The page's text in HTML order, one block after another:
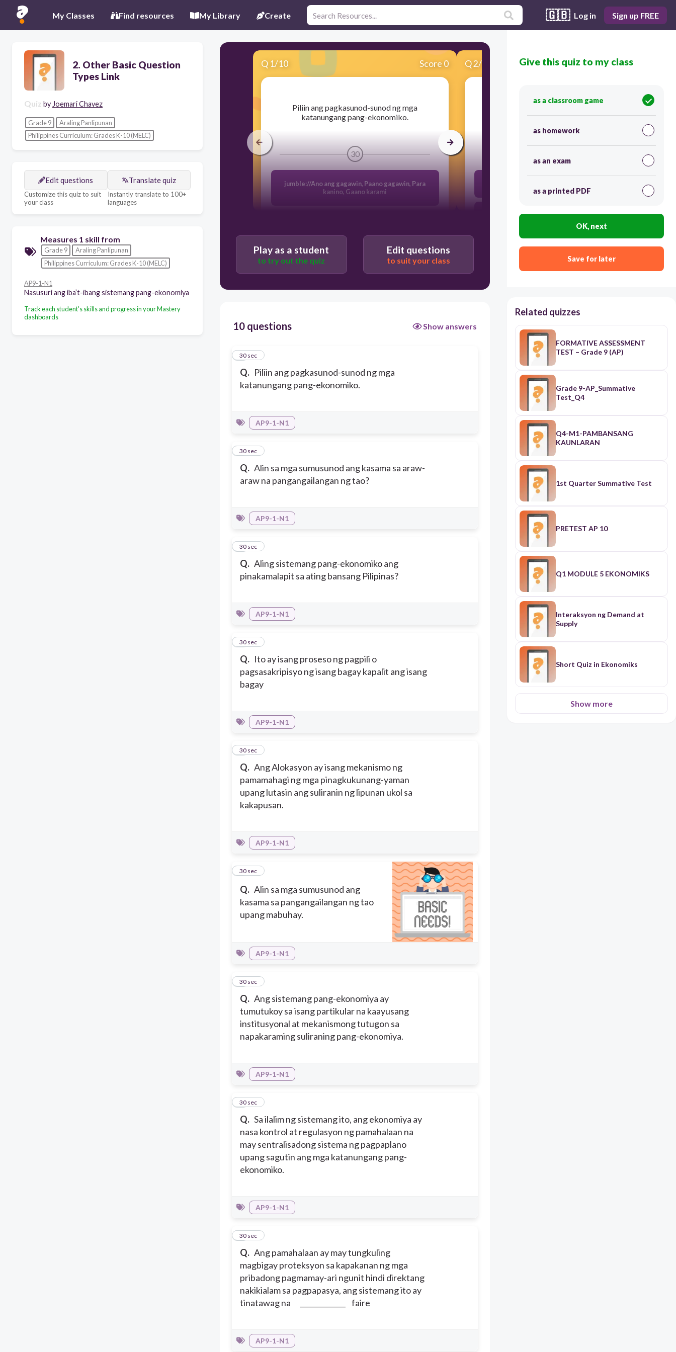
My Classes Find resources My Library Create 🇬🇧 Log in Sign up FREE
2. Other Basic Question
Types Link
Quiz by Joemari Chavez
Grade 9
Araling Panlipunan
Philippines Curriculum: Grades K-10 (MELC)
Edit questions
Customize this quiz to suit
your class
Translate quiz
Instantly translate to 100+
languages
Measures 1 skill from
Grade 9
Araling Panlipunan
Philippines Curriculum: Grades K-10 (MELC)
AP9-1-N1
Nasusuri ang iba’t-ibang sistemang pang-ekonomiya
Track each student's skills and progress in your Mastery
dashboards
Q 1/10 Score 0
​Piliin ang pagkasunod-sunod ng mga
katanungang pang-ekonomiko.
30
jumble://Ano ang gagawin, Paano gagawin, Para
kanino, Gaano karami
Q2/10 Score 0
araw na pangangailangan ng tao?
kotse
computer
Play as a student
to try out the quiz
Edit questions
to suit your class
10 questions Show answers
Q. Piliin ang pagkasunod-sunod ng mga
katanungang pang-ekonomiko.
1
30 sec
AP9-1-N1
Q. Alin sa mga sumusunod ang kasama sa araw-
araw na pangangailangan ng tao?
2
30 sec
AP9-1-N1
Q. Aling sistemang pang-ekonomiko ang
pinakamalapit sa ating bansang Pilipinas?
3
30 sec
AP9-1-N1
Q. Ito ay isang proseso ng pagpili o
pagsasakripisyo ng isang bagay kapalit ang isang
bagay
4
30 sec
AP9-1-N1
Q. Ang Alokasyon ay isang mekanismo ng
pamamahagi ng mga pinagkukunang-yaman
upang lutasin ang suliranin ng lipunan ukol sa
kakapusan.
5
30 sec
AP9-1-N1
Q. Alin sa mga sumusunod ang
kasama sa pangangailangan ng tao
upang mabuhay.
6
30 sec
AP9-1-N1
Q. Ang sistemang pang-ekonomiya ay
tumutukoy sa isang partikular na kaayusang
institusyonal at mekanismong tutugon sa
napakaraming suliraning pang-ekonomiya.
7
30 sec
AP9-1-N1
Q. Sa ilalim ng sistemang ito, ang ekonomiya ay
nasa kontrol at regulasyon ng pamahalaan na
may sentralisadong sistema ng pagpaplano
upang sagutin ang mga katanungang pang-
ekonomiko.
8
30 sec
AP9-1-N1
Q. Ang pamahalaan ay may tungkuling
magbigay proteksyon sa kapakanan ng mga
pribadong pagmamay-ari ngunit hindi direktang
nakikialam sa pagpapasya, ang sistemang ito ay
tinatawag na _____________ faire
9
30 sec
AP9-1-N1
Give this quiz to my class
as a classroom game
as homework
as an exam
as a printed PDF
OK, next
Save for later
Related quizzes
FORMATIVE ASSESSMENT
TEST – Grade 9 (AP)
Grade 9-AP_Summative
Test_Q4
Q4-M1-PAMBANSANG
KAUNLARAN
1st Quarter Summative Test
PRETEST AP 10
Q1 MODULE 5 EKONOMIKS
Interaksyon ng Demand at
Supply
Short Quiz in Ekonomiks
Show more